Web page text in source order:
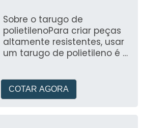
Sobre o tarugo de
polietilenoPara criar peças
altamente resistentes, usar
um tarugo de polietileno é a
COTAR AGORA